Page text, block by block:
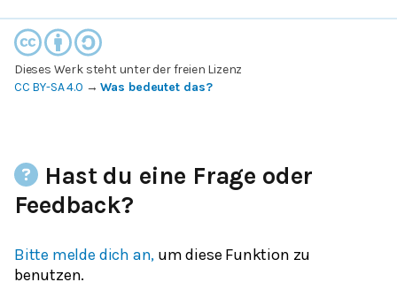
Dieses Werk steht unter der freien Lizenz
CC BY-SA 4.0 →Was bedeutet das?
Hast du eine Frage oder
Feedback?
Bitte melde dich an, um diese Funktion zu
benutzen.